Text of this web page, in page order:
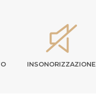
INSONORIZZAZIONE